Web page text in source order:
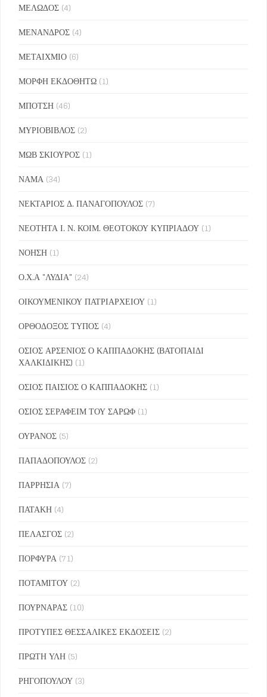
ΜΕΛΩΔΟΣ (4)
ΜΕΝΑΝΔΡΟΣ (4)
ΜΕΤΑΙΧΜΙΟ (6)
ΜΟΡΦΗ ΕΚΔΟΘΗΤΩ (1)
ΜΠΟΤΣΗ (46)
ΜΥΡΙΟΒΙΒΛΟΣ (2)
ΜΩΒ ΣΚΙΟΥΡΟΣ (1)
ΝΑΜΑ (34)
ΝΕΚΤΑΡΙΟΣ Δ. ΠΑΝΑΓΟΠΟΥΛΟΣ (7)
ΝΕΟΤΗΤΑ Ι. Ν. ΚΟΙΜ. ΘΕΟΤΟΚΟΥ ΚΥΠΡΙΑΔΟΥ (1)
ΝΟΗΣΗ (1)
Ο.Χ.Α "ΛΥΔΙΑ" (24)
ΟΙΚΟΥΜΕΝΙΚΟΥ ΠΑΤΡΙΑΡΧΕΙΟΥ (1)
ΟΡΘΟΔΟΞΟΣ ΤΥΠΟΣ (4)
ΟΣΙΟΣ ΑΡΣΕΝΙΟΣ Ο ΚΑΠΠΑΔΟΚΗΣ (ΒΑΤΟΠΑΙΔΙ
ΧΑΛΚΙΔΙΚΗΣ) (1)
ΟΣΙΟΣ ΠΑΙΣΙΟΣ Ο ΚΑΠΠΑΔΟΚΗΣ (1)
ΟΣΙΟΣ ΣΕΡΑΦΕΙΜ ΤΟΥ ΣΑΡΩΦ (1)
ΟΥΡΑΝΟΣ (5)
ΠΑΠΑΔΟΠΟΥΛΟΣ (2)
ΠΑΡΡΗΣΙΑ (7)
ΠΑΤΑΚΗ (4)
ΠΕΛΑΣΓΟΣ (2)
ΠΟΡΦΥΡΑ (71)
ΠΟΤΑΜΙΤΟΥ (2)
ΠΟΥΡΝΑΡΑΣ (10)
ΠΡΟΤΥΠΕΣ ΘΕΣΣΑΛΙΚΕΣ ΕΚΔΟΣΕΙΣ (2)
ΠΡΩΤΗ ΥΛΗ (5)
ΡΗΓΟΠΟΥΛΟΥ (3)